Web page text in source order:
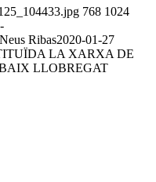
768 1024
Neus Ribas2020-01-27
LA XARXA DE
LLOBREGAT